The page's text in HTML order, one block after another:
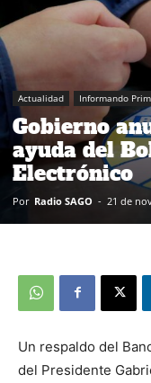
Actualidad Informando
Gobierno
ayuda del
Electrónico
Por Radio SAGO - 21 de
Un respaldo del
del Presidente